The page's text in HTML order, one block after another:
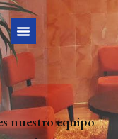
nuestro equipo